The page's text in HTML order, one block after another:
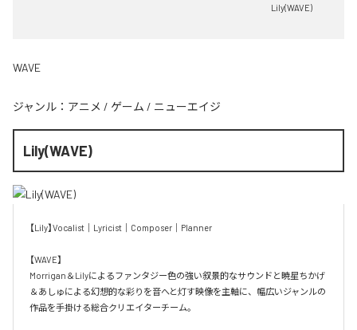
Lily(WAVE)
WAVE
ジャンル： アニメ / ゲーム / ニューエイジ
Lily(WAVE)
【Lily】Vocalist｜Lyricist｜Composer｜Planner
【WAVE】
Morrigan＆Lilyによるファンタジー色の強い叙景的なサウンドと暁星ちかげ
＆あしゅによる幻想的な彩りを音へと灯す映像を主軸に、幅広いジャンルの
作品を手掛ける総合クリエイターチーム。